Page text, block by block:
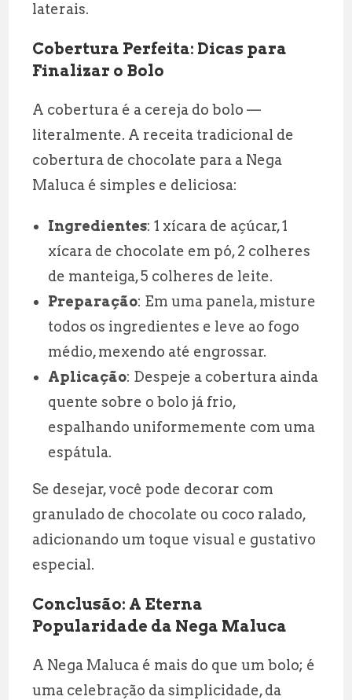
laterais.
Cobertura Perfeita: Dicas para
Finalizar o Bolo
A cobertura é a cereja do bolo —
literalmente. A receita tradicional de
cobertura de chocolate para a Nega
Maluca é simples e deliciosa:
Ingredientes: 1 xícara de açúcar, 1
xícara de chocolate em pó, 2 colheres
de manteiga, 5 colheres de leite.
Preparação: Em uma panela, misture
todos os ingredientes e leve ao fogo
médio, mexendo até engrossar.
Aplicação: Despeje a cobertura ainda
quente sobre o bolo já frio,
espalhando uniformemente com uma
espátula.
Se desejar, você pode decorar com
granulado de chocolate ou coco ralado,
adicionando um toque visual e gustativo
especial.
Conclusão: A Eterna
Popularidade da Nega Maluca
A Nega Maluca é mais do que um bolo; é
uma celebração da simplicidade, da